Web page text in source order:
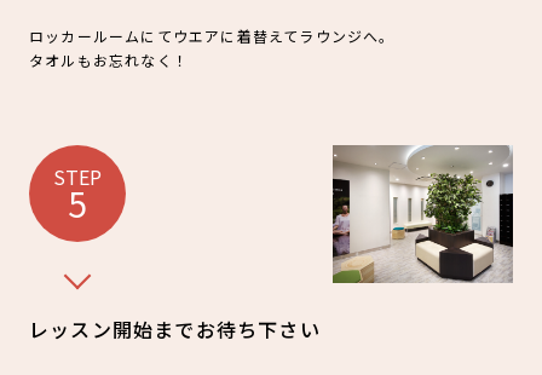
ロッカールームにてウエアに着替えてラウンジへ。
タオルもお忘れなく！
STEP
5
レッスン開始までお待ち下さい